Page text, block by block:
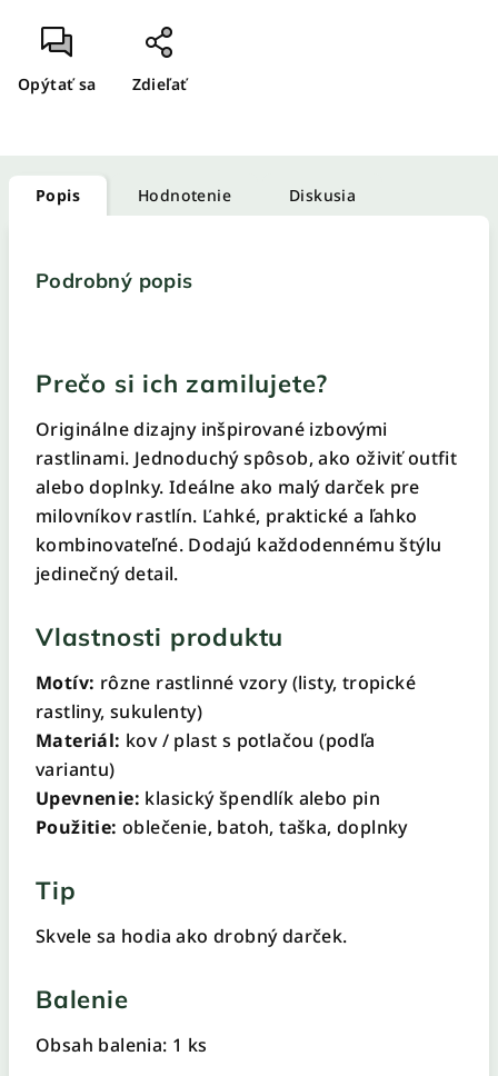
Opýtať sa Zdieľať
Popis Hodnotenie Diskusia
Podrobný popis
Prečo si ich zamilujete?
Originálne dizajny inšpirované izbovými
rastlinami. Jednoduchý spôsob, ako oživiť outfit
alebo doplnky. Ideálne ako malý darček pre
milovníkov rastlín. Ľahké, praktické a ľahko
kombinovateľné. Dodajú každodennému štýlu
jedinečný detail.
Vlastnosti produktu
Motív: rôzne rastlinné vzory (listy, tropické
rastliny, sukulenty)
Materiál: kov / plast s potlačou (podľa
variantu)
Upevnenie: klasický špendlík alebo pin
Použitie: oblečenie, batoh, taška, doplnky
Tip
Skvele sa hodia ako drobný darček.
Balenie
Obsah balenia: 1 ks